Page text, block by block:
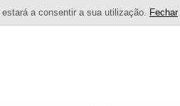
a consentir a sua utilização. Fechar